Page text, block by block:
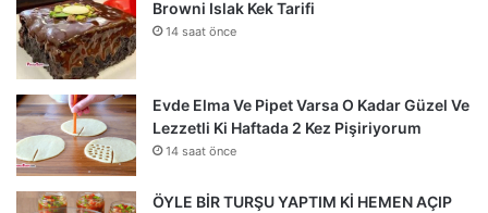
Browni Islak Kek Tarifi
14 saat önce
Evde Elma Ve Pipet Varsa O Kadar Güzel Ve
Lezzetli Ki Haftada 2 Kez Pişiriyorum
14 saat önce
ÖYLE BİR TURŞU YAPTIM Kİ HEMEN AÇIP